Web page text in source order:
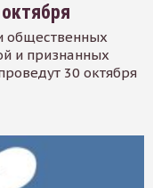
общественных
и признанных
30 октября